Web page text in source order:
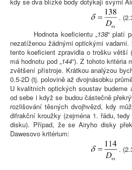
.
Hodnota koeficientu „138“ platí
nezatíženou žádnými optickými
tento koeficient zpravidla o trošku větší
má hodnotu pod „144“). Z tohoto kritéria
zvětšení přístroje. Krátkou analýzou
0.5-2D (tj. polovině až dvojnásobku
U kvalitních optických soustav budeme
od sebe i když se budou částečně
rozlišování těsných dvojhvězd, kdy
difrakční kroužky (zejména 1. řádu,
disku). Případ, že se Airyho disky
Dawesovo kritérium:
.